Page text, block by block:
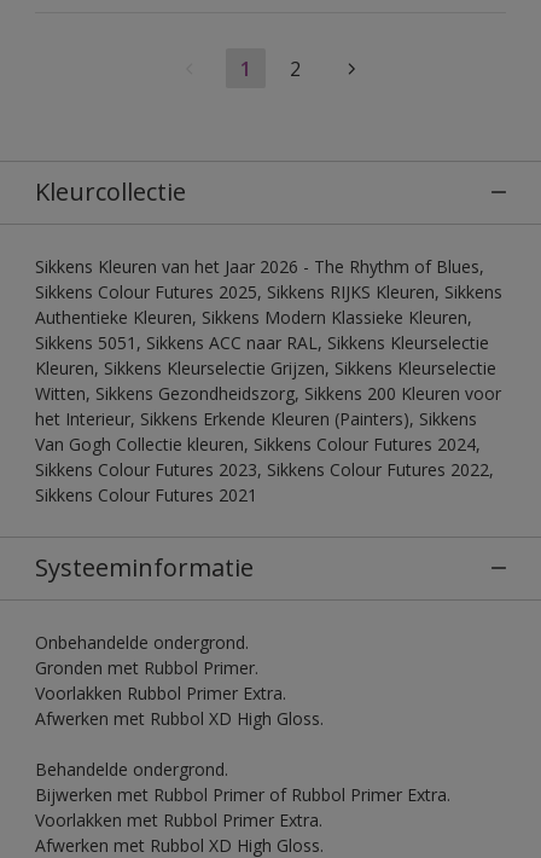
1 2
Kleurcollectie
Sikkens Kleuren van het Jaar 2026 - The Rhythm of Blues,
Sikkens Colour Futures 2025, Sikkens RIJKS Kleuren, Sikkens
Authentieke Kleuren, Sikkens Modern Klassieke Kleuren,
Sikkens 5051, Sikkens ACC naar RAL, Sikkens Kleurselectie
Kleuren, Sikkens Kleurselectie Grijzen, Sikkens Kleurselectie
Witten, Sikkens Gezondheidszorg, Sikkens 200 Kleuren voor
het Interieur, Sikkens Erkende Kleuren (Painters), Sikkens
Van Gogh Collectie kleuren, Sikkens Colour Futures 2024,
Sikkens Colour Futures 2023, Sikkens Colour Futures 2022,
Sikkens Colour Futures 2021
Systeeminformatie
Onbehandelde ondergrond.
Gronden met Rubbol Primer.
Voorlakken Rubbol Primer Extra.
Afwerken met Rubbol XD High Gloss.
Behandelde ondergrond.
Bijwerken met Rubbol Primer of Rubbol Primer Extra.
Voorlakken met Rubbol Primer Extra.
Afwerken met Rubbol XD High Gloss.